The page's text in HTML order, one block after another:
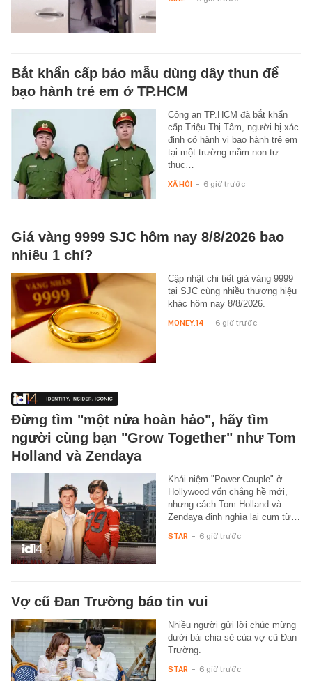
Bắt khẩn cấp bảo mẫu dùng dây thun để
bạo hành trẻ em ở TP.HCM
Công an TP.HCM đã bắt khẩn
cấp Triệu Thị Tâm, người bị xác
định có hành vi bạo hành trẻ em
tại một trường mầm non tư
thục…
XÃ HỘI - 6 giờ trước
Giá vàng 9999 SJC hôm nay 8/8/2026 bao
nhiêu 1 chỉ?
Cập nhật chi tiết giá vàng 9999
tại SJC cùng nhiều thương hiệu
khác hôm nay 8/8/2026.
MONEY.14 - 6 giờ trước
Đừng tìm "một nửa hoàn hảo", hãy tìm
người cùng bạn "Grow Together" như Tom
Holland và Zendaya
Khái niệm "Power Couple" ở
Hollywood vốn chẳng hề mới,
nhưng cách Tom Holland và
Zendaya định nghĩa lại cụm từ…
STAR - 6 giờ trước
Vợ cũ Đan Trường báo tin vui
Nhiều người gửi lời chúc mừng
dưới bài chia sẻ của vợ cũ Đan
Trường.
STAR - 6 giờ trước